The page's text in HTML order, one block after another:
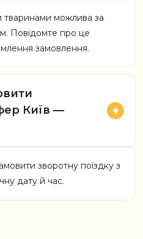
тваринами можлива за
Повідомте про це
замовлення.
Київ —
зворотну поїздку з
дату й час.